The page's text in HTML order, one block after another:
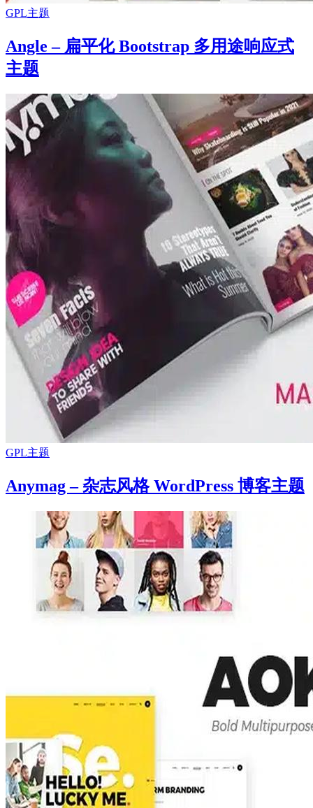
GPL主题
Angle – 扁平化 Bootstrap 多用途响应式
主题
GPL主题
Anymag – 杂志风格 WordPress 博客主题